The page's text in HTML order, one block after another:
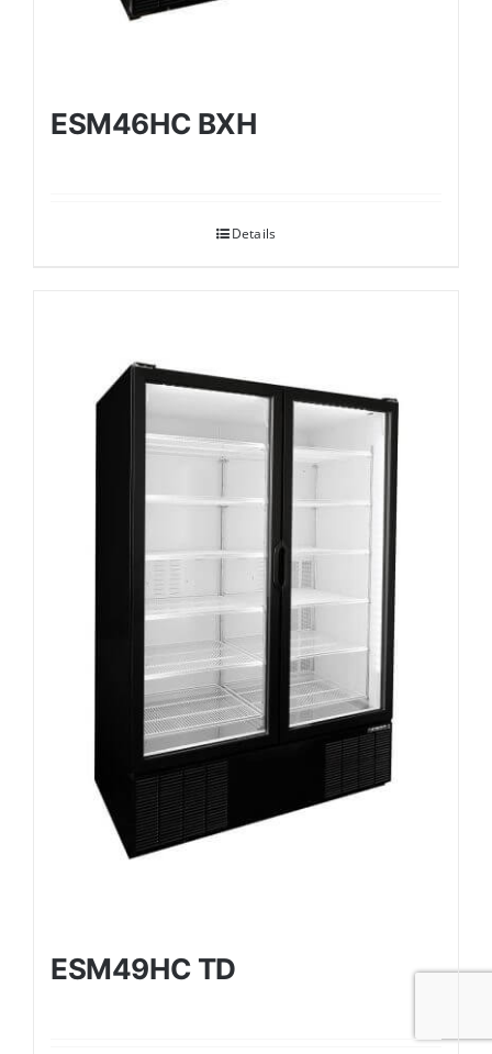
ESM46HC BXH
Details
ESM49HC TD